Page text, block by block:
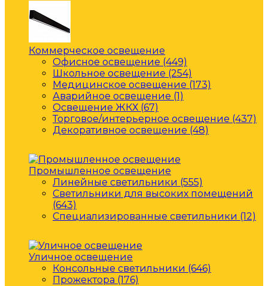
Коммерческое освещение
Офисное освещение (449)
Школьное освещение (254)
Медицинское освещение (173)
Аварийное освещение (1)
Освещение ЖКХ (67)
Торговое/интерьерное освещение (437)
Декоративное освещение (48)
Промышленное освещение
Линейные светильники (555)
Светильники для высоких помещений
(643)
Специализированные светильники (12)
Уличное освещение
Консольные светильники (646)
Прожектора (176)